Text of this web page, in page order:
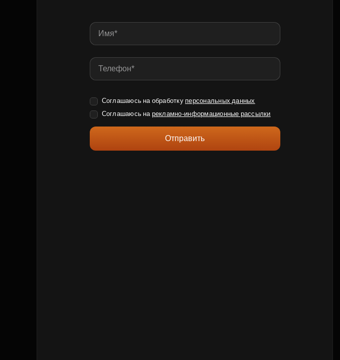
Соглашаюсь на обработку персональных данных
Соглашаюсь на рекламно-информационные рассылки
Отправить